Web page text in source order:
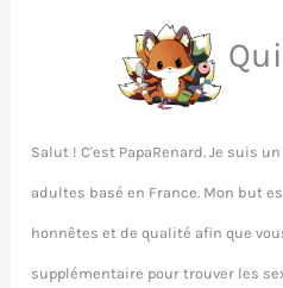
Salut ! C'est PapaRenard. Je suis
adultes basé en France. Mon but
honnêtes et de qualité afin que
supplémentaire pour trouver les